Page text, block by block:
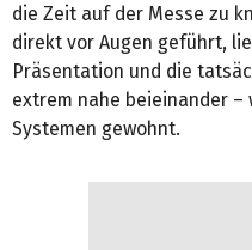
die Zeit auf der Messe zu
direkt vor Augen geführt,
Präsentation und die
extrem nahe beieinander –
Systemen gewohnt.